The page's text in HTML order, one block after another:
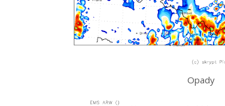
Opady